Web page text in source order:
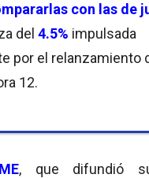
con las de
del 4.5% impulsada
por el relanzamiento
12.
, que difundió